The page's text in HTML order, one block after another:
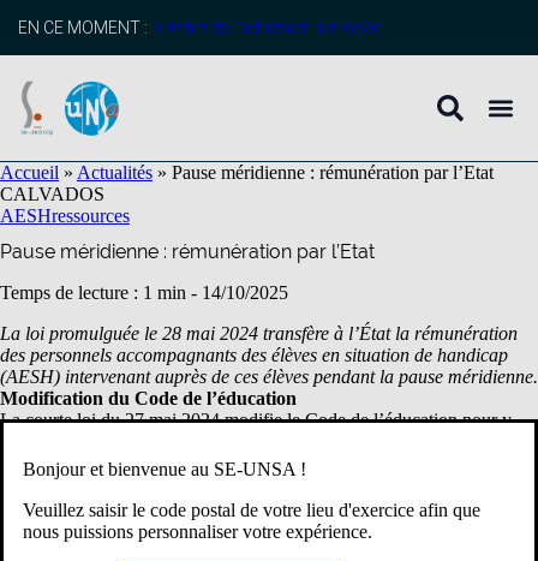
principal
EN CE MOMENT : profitez de l’adhésion anticipée
Accueil » Actualités » Pause méridienne : rémunération par l’Etat
CALVADOS
AESHressources
Pause méridienne : rémunération par l’Etat
Temps de lecture : 1 min - 14/10/2025
La loi promulguée le 28 mai 2024 transfère à l’État la rémunération
des personnels accompagnants des élèves en situation de handicap
(AESH) intervenant auprès de ces élèves pendant la pause méridienne.
Modification du Code de l’éducation
La courte loi du 27 mai 2024 modifie le Code de l’éducation pour y
accompagnent des enfants en situation de handicap durant le temps
scolaire et la pause méridienneà compter de la rentrée 2024.
Bonjour et bienvenue au SE-UNSA !
Veuillez saisir le code postal de votre lieu d'exercice afin que
nous puissions personnaliser votre expérience.